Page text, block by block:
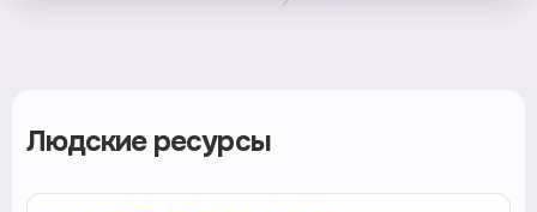
Людские ресурсы